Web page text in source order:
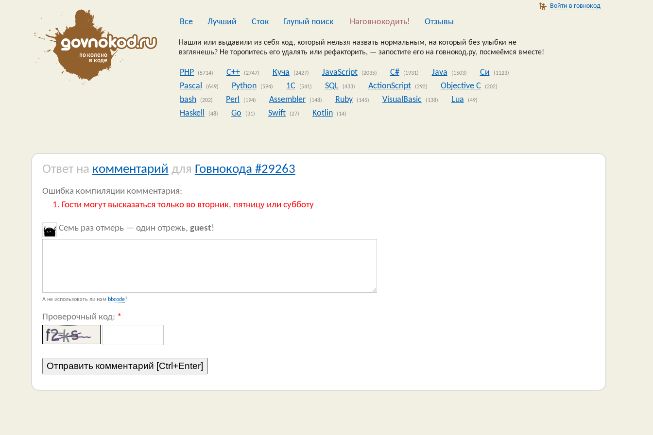
Войти в говнокод
Все Лучший Сток Глупый поиск Наговнокодить! Oтзывы
Нашли или выдавили из себя код, который нельзя назвать нормальным, на который без улыбки не
взглянешь? Не торопитесь его удалять или рефакторить, — запостите его на говнокод.ру, посмеёмся вместе!
PHP (5714) C++ (2747) Куча (2427) JavaScript (2035) C# (1931) Java (1503) Си (1123)
Pascal (649) Python (594) 1C (541) SQL (433) ActionScript (292) Objective C (202)
bash (202) Perl (194) Assembler (148) Ruby (145) VisualBasic (138) Lua (49)
Haskell (48) Go (31) Swift (27) Kotlin (14)
Ответ на комментарий для Говнокода #29263
Ошибка компиляции комментария:
Гости могут высказаться только во вторник, пятницу или субботу
Семь раз отмерь — один отрежь, guest!
А не использовать ли нам bbcode?
Проверочный код: *